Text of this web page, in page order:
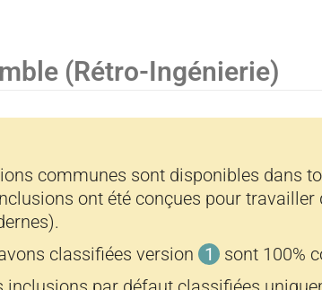
a
r
a
(Rétro-Ingénierie)
communes sont disponibles dans
ont été conçues pour travailler
classifiées version 1
sont 100%